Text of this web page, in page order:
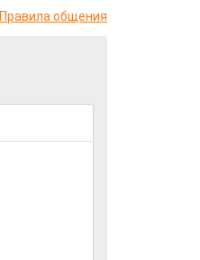
Правила общения